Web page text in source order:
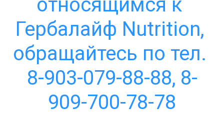
относящимся к
Гербалайф Nutrition,
обращайтесь по тел.
8-903-079-88-88, 8-
909-700-78-78